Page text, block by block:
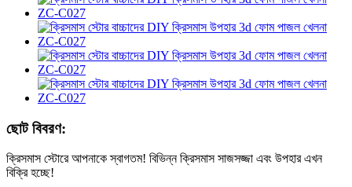
ছোট বিবরণ:
ক্রিসমাস স্টোরে আপনাকে স্বাগতম! বিভিন্ন ক্রিসমাস সাজসজ্জা এবং উপহার এখন
বিক্রি হচ্ছে!